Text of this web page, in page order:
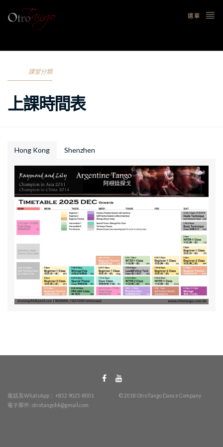
選單
課堂分類
上課時間表
Hong Kong Shenzhen
電話及WhatsApp：+852 9025-8001
電子郵件: otrotangohk@gmail.com
© 2018 OtroTango Dance Company